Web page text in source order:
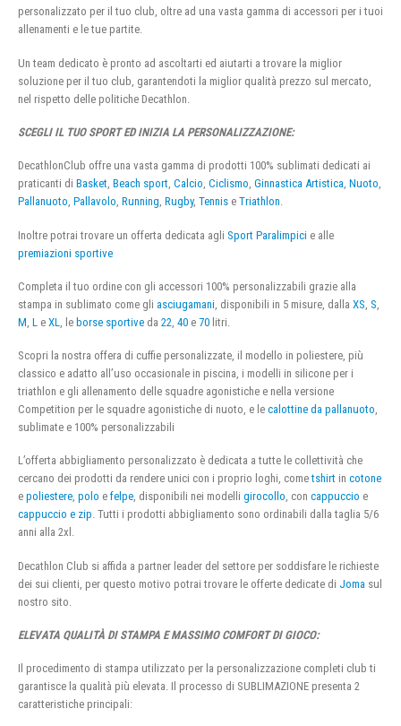
personalizzato per il tuo club, oltre ad una vasta gamma di accessori per i tuoi
allenamenti e le tue partite.
Un team dedicato è pronto ad ascoltarti ed aiutarti a trovare la miglior
soluzione per il tuo club, garantendoti la miglior qualità prezzo sul mercato,
nel rispetto delle politiche Decathlon.
SCEGLI IL TUO SPORT ED INIZIA LA PERSONALIZZAZIONE:
DecathlonClub offre una vasta gamma di prodotti 100% sublimati dedicati ai
praticanti di Basket, Beach sport, Calcio, Ciclismo, Ginnastica Artistica, Nuoto,
Pallanuoto, Pallavolo, Running, Rugby, Tennis e Triathlon.
Inoltre potrai trovare un offerta dedicata agli Sport Paralimpici e alle
premiazioni sportive
Completa il tuo ordine con gli accessori 100% personalizzabili grazie alla
stampa in sublimato come gli asciugamani , disponibili in 5 misure, dalla XS S
M L e XL , le borse sportive da 22 40 e 70 litri.
Scopri la nostra offera di cuffie personalizzate, il modello in poliestere, più
classico e adatto all’uso occasionale in piscina, i modelli in silicone per i
triathlon e gli allenamento delle squadre agonistiche e nella versione
Competition per le squadre agonistiche di nuoto, e le calottine da pallanuoto,
sublimate e 100% personalizzabili
L’offerta abbigliamento personalizzato è dedicata a tutte le collettività che
cercano dei prodotti da rendere unici con i proprio loghi, cometshirt in cotone
e poliestere, polo e felpe, disponibili nei modelli girocollo, con cappuccio e
cappuccio e zip. Tutti i prodotti abbigliamento sono ordinabili dalla taglia 5/6
anni alla 2xl.
Decathlon Club si affida a partner leader del settore per soddisfare le richieste
dei sui clienti, per questo motivo potrai trovare le offerte dedicate di Joma sul
nostro sito.
ELEVATA QUALITÀ DI STAMPA E MASSIMO COMFORT DI GIOCO:
Il procedimento di stampa utilizzato per la personalizzazione completi club ti
garantisce la qualità più elevata. Il processo di SUBLIMAZIONE presenta 2
caratteristiche principali: